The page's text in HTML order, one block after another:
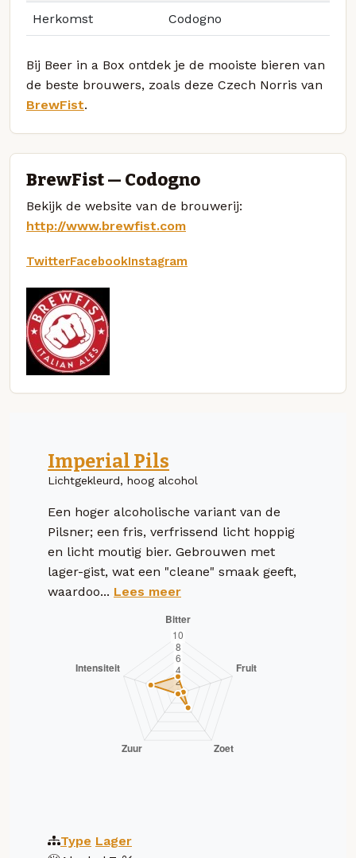
Herkomst Codogno
Bij Beer in a Box ontdek je de mooiste bieren van
de beste brouwers, zoals deze Czech Norris van
BrewFist.
BrewFist — Codogno
Bekijk de website van de brouwerij:
http://www.brewfist.com
TwitterFacebookInstagram
Imperial Pils
Lichtgekleurd, hoog alcohol
Een hoger alcoholische variant van de
Pilsner; een fris, verfrissend licht hoppig
en licht moutig bier. Gebrouwen met
lager-gist, wat een "cleane" smaak geeft,
waardoo... Lees meer
Type Lager